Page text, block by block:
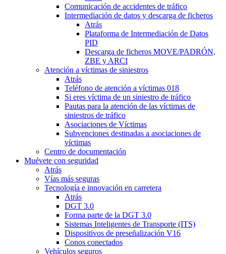
Comunicación de accidentes de tráfico
Intermediación de datos y descarga de ficheros
Atrás
Plataforma de Intermediación de Datos
PID
Descarga de ficheros MOVE/PADRÓN,
ZBE y ARCI
Atención a víctimas de siniestros
Atrás
Teléfono de atención a víctimas 018
Si eres víctima de un siniestro de tráfico
Pautas para la atención de las víctimas de
siniestros de tráfico
Asociaciones de Víctimas
Subvenciones destinadas a asociaciones de
víctimas
Centro de documentación
Muévete con seguridad
Atrás
Vías más seguras
Tecnología e innovación en carretera
Atrás
DGT 3.0
Forma parte de la DGT 3.0
Sistemas Inteligentes de Transporte (ITS)
Dispositivos de preseñalización V16
Conos conectados
Vehículos seguros